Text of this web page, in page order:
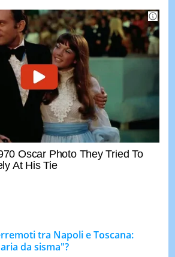
tra Napoli e Toscana:
da sisma"?